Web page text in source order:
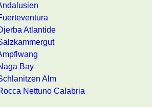
Atlantide
Bay
Alm
Nettuno Calabria